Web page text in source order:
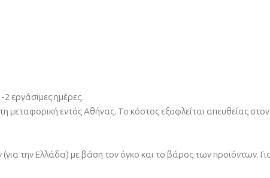
εργάσιμες ημέρες.
μεταφορική εντός Αθήνας. Το κόστος εξοφλείται απευθείας
την Ελλάδα) με βάση τον όγκο και το βάρος των προϊόντων.